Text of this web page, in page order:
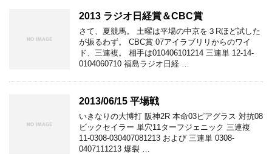
2013 ラジオ日経賞＆CBC賞
さて、夏競馬。 土曜は平場の中京を３Rほど試した
が振るわず。 CBC賞 07アイラブリリからのワイ
ド、三連複。 相手は010406101214 三連単 12-14-
0104060710 福島ラジオ日経 …
2013/06/15 平場戦
いきなりの大博打 阪神2R 本命03ピアグラス 対抗08
ビックセイラー 単穴11ターフジェニック 三連複
11-0308-030407081213 および 三連単 0308-
0407111213 爆裂 …